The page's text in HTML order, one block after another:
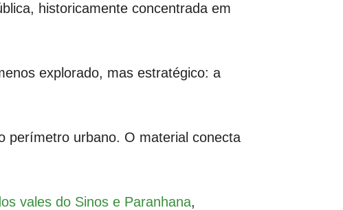
historicamente concentrada em
explorado, mas estratégico: a
perímetro urbano. O material conecta
vales do Sinos e Paranhana,